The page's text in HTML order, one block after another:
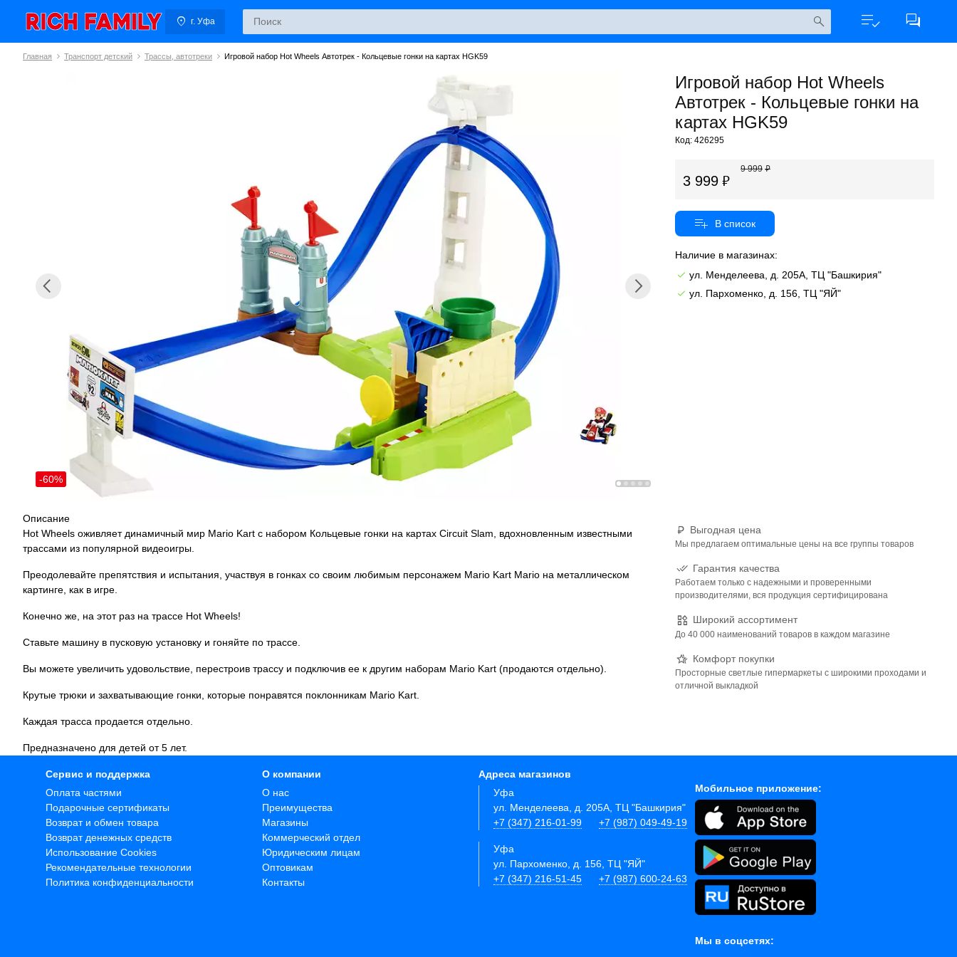
г. Уфа
Главная Транспорт детский Трассы, автотреки Игровой набор Hot Wheels Автотрек - Кольцевые гонки на картах HGK59
Игровой набор Hot Wheels
Автотрек - Кольцевые гонки на
картах HGK59
Код: 426295
-60%
3 999
9 999
Наличие в магазинах:
ул. Менделеева, д. 205А, ТЦ "Башкирия"
ул. Пархоменко, д. 156, ТЦ "ЯЙ"
Описание
Hot Wheels оживляет динамичный мир Mario Kart с набором Кольцевые гонки на картах Circuit Slam, вдохновленным известными
трассами из популярной видеоигры.
Преодолевайте препятствия и испытания, участвуя в гонках со своим любимым персонажем Mario Kart Mario на металлическом
картинге, как в игре.
Конечно же, на этот раз на трассе Hot Wheels!
Ставьте машину в пусковую установку и гоняйте по трассе.
Вы можете увеличить удовольствие, перестроив трассу и подключив ее к другим наборам Mario Kart (продаются отдельно).
Крутые трюки и захватывающие гонки, которые понравятся поклонникам Mario Kart.
Каждая трасса продается отдельно.
Предназначено для детей от 5 лет.
Выгодная цена
Мы предлагаем оптимальные цены на все группы товаров
Гарантия качества
Работаем только с надежными и проверенными
производителями, вся продукция сертифицирована
Широкий ассортимент
До 40 000 наименований товаров в каждом магазине
Комфорт покупки
Просторные светлые гипермаркеты с широкими проходами и
отличной выкладкой
Сервис и поддержка
Оплата частями
Подарочные сертификаты
Возврат и обмен товара
Возврат денежных средств
Использование Cookies
Рекомендательные технологии
Политика конфиденциальности
О компании
О нас
Преимущества
Магазины
Коммерческий отдел
Юридическим лицам
Оптовикам
Контакты
Адреса магазинов
Уфа
ул. Менделеева, д. 205А, ТЦ "Башкирия"
+7 (347) 216-01-99
+7 (987) 049-49-19
Уфа
ул. Пархоменко, д. 156, ТЦ "ЯЙ"
+7 (347) 216-51-45
+7 (987) 600-24-63
Мобильное приложение:
Мы в соцсетях: